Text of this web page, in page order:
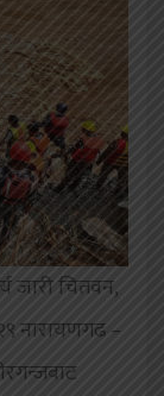
जारी चितवन,
नारायणगढ –